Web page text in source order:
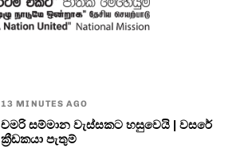
13 MINUTES AGO
චමරි සම්මාන වැස්සකට හසුවෙයි | වසරේ
ක්‍රීඩකයා පැතුම්